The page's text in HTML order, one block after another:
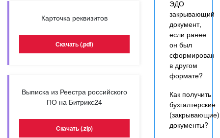
Карточка реквизитов
Скачать (.pdf)
Выписка из Реестра российского
ПО на Битрикс24
Скачать (.zip)
ЭДО
закрывающий
документ,
если ранее
он был
сформирован
в другом
формате?
Как получить
бухгалтерские
(закрывающие)
документы?